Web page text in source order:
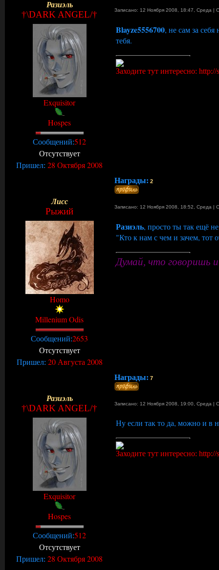
Разиэль
†\DARK ANGEL/† Записано: 12 Ноября 2008, 18:47, Среда |
Exquisitor
Hospes
Сообщений:512
Отсутствует
Пришел: 28 Октября 2008
Blayze5556700, не сам за
тебя.
Заходите тут интересно:
Награды: 2
Лисс
Рыжий Записано: 12 Ноября 2008, 18:52, Среда |
Homo
Millenium Odis
Сообщений:2653
Отсутствует
Пришел: 20 Августа 2008
Разиэль, просто ты так ещё
"Кто к нам с чем и зачем, тот
Думай, что говоришь
Награды: 7
Разиэль
†\DARK ANGEL/† Записано: 12 Ноября 2008, 19:00, Среда |
Exquisitor
Hospes
Сообщений:512
Отсутствует
Пришел: 28 Октября 2008
Ну если так то да, можно и в
Заходите тут интересно: